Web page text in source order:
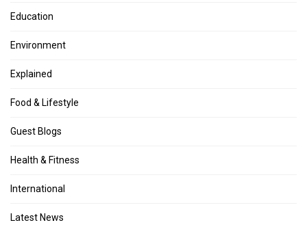
Education
Environment
Explained
Food & Lifestyle
Guest Blogs
Health & Fitness
International
Latest News